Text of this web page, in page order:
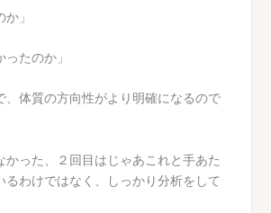
」
ったのか」
、体質の方向性がより明確になるので
かった、２回目はじゃあこれと手あた
るわけではなく、しっかり分析をして